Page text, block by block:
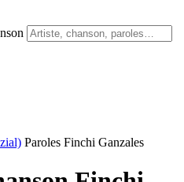
Paroles Finchi Ganzales